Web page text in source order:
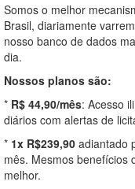
Somos o melhor
Brasil, diariamente
nosso banco de dados
dia.
Nossos planos são:
* R$ 44,90/mês: Acesso
diários com alertas de
* 1x R$239,90 adiantado
mês. Mesmos benefícios
melhor.